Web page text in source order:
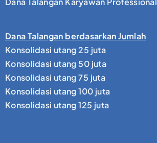
Dana Talangan berdasarkan Jumlah
Konsolidasi utang 25 juta
Konsolidasi utang 50 juta
Konsolidasi utang 75 juta
Konsolidasi utang 100 juta
Konsolidasi utang 125 juta